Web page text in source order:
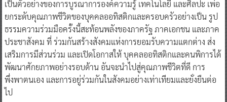
ธรรมความร่วมมือครั้งนี้สะท้อนพลังของภาครัฐ ภาคเอกชน และภาค
ประชาสังคม ที่ ร่วมกันสร้างสังคมแห่งการยอมรับความแตกต่าง ส่ง
เสริมการมีส่วนร่วม และเปิดโอกาสให้ บุคคลออทิสติกและคนพิการได้
พัฒนาศักยภาพอย่างรอบด้าน อันจะนำไปสู่คุณภาพชีวิตที่ดี การ
พึ่งพาตนเอง และการอยู่ร่วมกันในสังคมอย่างเท่าเทียมและยั่งยืนต่อ
ไป